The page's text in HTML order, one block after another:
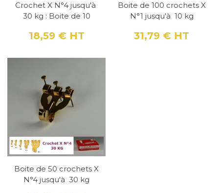
Crochet X N°4 jusqu'à
30 kg : Boite de 10
Prix
18,59 € HT
Boite de 100 crochets X
N°1 jusqu'à 10 kg
Prix
31,79 € HT
Boite de 50 crochets X
N°4 jusqu'à 30 kg